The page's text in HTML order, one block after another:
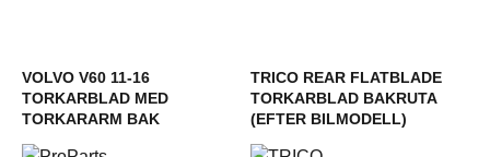
VOLVO V60 11-16
TORKARBLAD MED
TORKARARM BAK
TRICO REAR FLATBLADE
TORKARBLAD BAKRUTA
(EFTER BILMODELL)